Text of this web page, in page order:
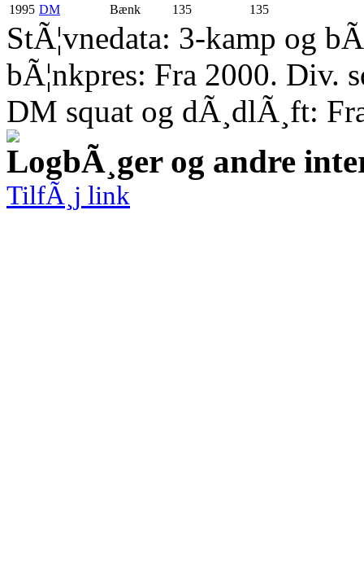
1995 DM Bænk 135 135
StÃ¦vnedata: 3-kamp og
bÃ¦nkpres: Fra 2000. Div.
DM squat og dÃ¸dlÃ¸ft:
LogbÃ¸ger og andre
TilfÃ¸j link